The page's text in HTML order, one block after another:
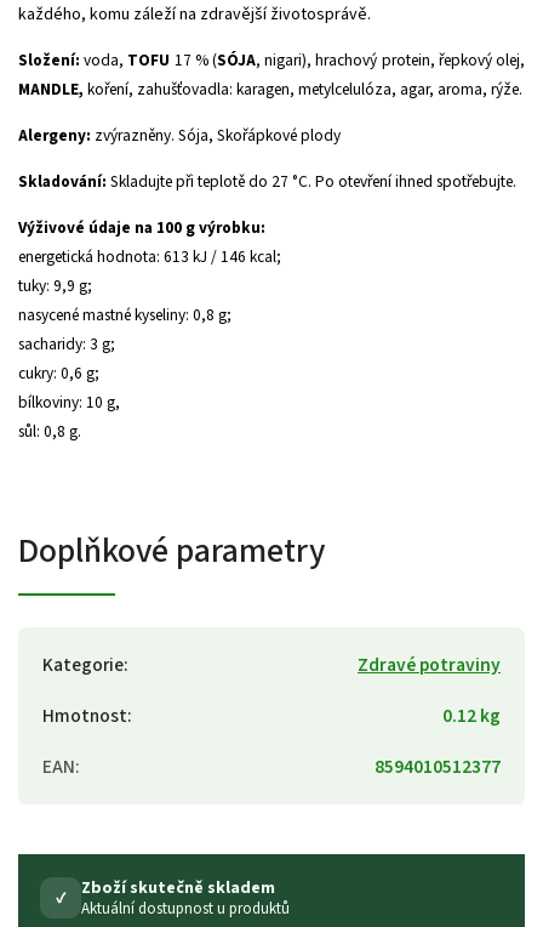
každého, komu záleží na zdravější životosprávě.
Složení: voda, TOFU 17 % (SÓJA, nigari), hrachový protein, řepkový olej,
MANDLE, koření, zahušťovadla: karagen, metylcelulóza, agar, aroma, rýže.
Alergeny: zvýrazněny. Sója, Skořápkové plody
Skladování: Skladujte při teplotě do 27 °C. Po otevření ihned spotřebujte.
Výživové údaje na 100 g výrobku:
energetická hodnota: 613 kJ / 146 kcal;
tuky: 9,9 g;
nasycené mastné kyseliny: 0,8 g;
sacharidy: 3 g;
cukry: 0,6 g;
bílkoviny: 10 g,
sůl: 0,8 g.
Doplňkové parametry
Kategorie:
Zdravé potraviny
Hmotnost:
0.12 kg
EAN: 8594010512377
✓ Zboží skutečně skladem
Aktuální dostupnost u produktů